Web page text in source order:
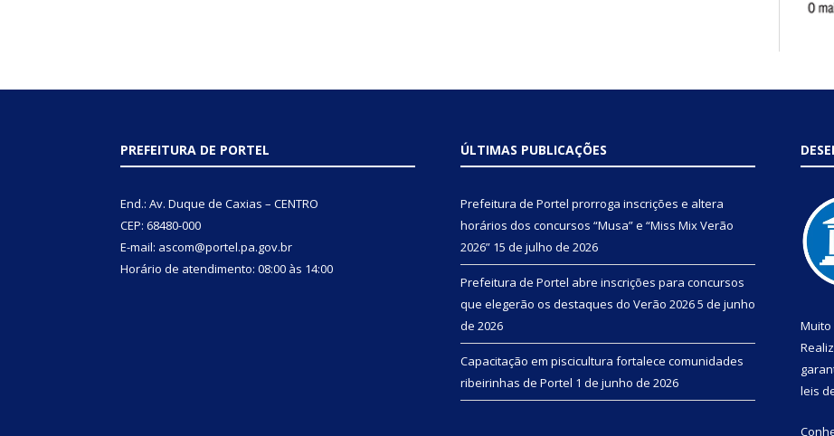
PREFEITURA DE PORTEL
End.: Av. Duque de Caxias – CENTRO
CEP: 68480-000
E-mail: ascom@portel.pa.gov.br
Horário de atendimento: 08:00 às 14:00
ÚLTIMAS PUBLICAÇÕES
Prefeitura de Portel prorroga inscrições e altera
horários dos concursos “Musa” e “Miss Mix Verão
2026” 15 de julho de 2026
Prefeitura de Portel abre inscrições para concursos
que elegerão os destaques do Verão 20265 de junho
de 2026
Capacitação em piscicultura fortalece comunidades
ribeirinhas de Portel 1 de junho de 2026
Muito
leis